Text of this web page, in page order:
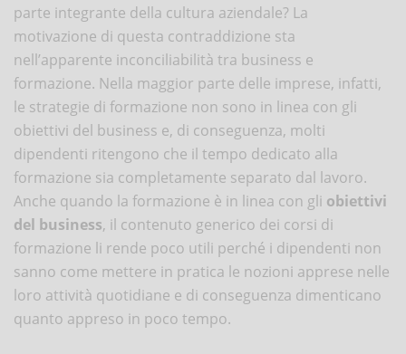
parte integrante della cultura aziendale? La
motivazione di questa contraddizione sta
nell’apparente inconciliabilità tra business e
formazione. Nella maggior parte delle imprese, infatti,
le strategie di formazione non sono in linea con gli
obiettivi del business e, di conseguenza, molti
dipendenti ritengono che il tempo dedicato alla
formazione sia completamente separato dal lavoro.
Anche quando la formazione è in linea con gli obiettivi
del business, il contenuto generico dei corsi di
formazione li rende poco utili perché i dipendenti non
sanno come mettere in pratica le nozioni apprese nelle
loro attività quotidiane e di conseguenza dimenticano
quanto appreso in poco tempo.